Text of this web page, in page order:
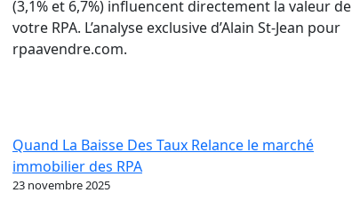
(3,1% et 6,7%) influencent directement la valeur de
votre RPA. L’analyse exclusive d’Alain St-Jean pour
rpaavendre.com.
Quand La Baisse Des Taux Relance le marché
immobilier des RPA
23 novembre 2025